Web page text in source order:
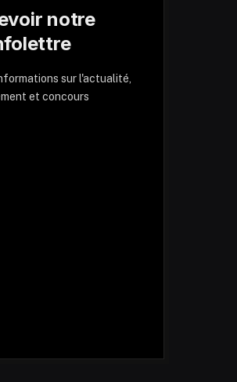
notre
sur l'actualité,
et concours